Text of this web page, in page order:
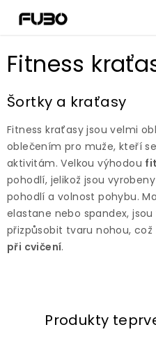
Fitness
Šortky a kraťasy
Fitness kraťasy jsou velmi
oblečením pro muže, kteří
aktivitám. Velkou výhodou
pohodlí, jelikož jsou
pohodlí a volnost pohybu.
elastane nebo spandex,
přizpůsobit tvaru nohou, což
při cvičení.
Produkty